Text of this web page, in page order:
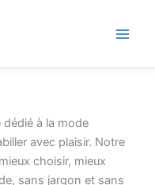
à la mode
avec plaisir. Notre
choisir, mieux
sans jargon et sans